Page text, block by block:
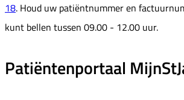
18. Houd uw patiëntnummer en
kunt bellen tussen 09.00 - 12.00 uur.
Patiëntenportaal